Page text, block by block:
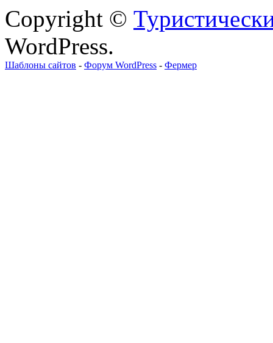
Copyright ©
WordPress.
Шаблоны сайтов - Форум WordPress - Фермер